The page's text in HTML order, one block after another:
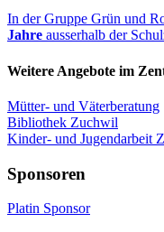
In der Gruppe Grün und
Jahre ausserhalb der
Weitere Angebote im
Mütter- und Väterberatung
Bibliothek Zuchwil
Kinder- und Jugendarbeit
Sponsoren
Platin Sponsor